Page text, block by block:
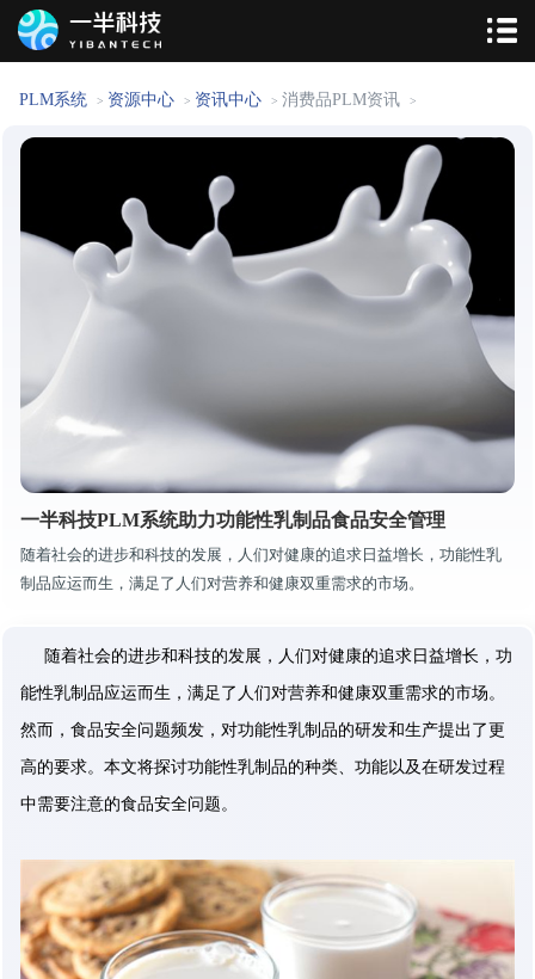
PLM系统 > 资源中心 > 资讯中心 > 消费品PLM资讯 >
一半科技PLM系统助力功能性乳制品食品安全管理
随着社会的进步和科技的发展，人们对健康的追求日益增长，功能性乳
制品应运而生，满足了人们对营养和健康双重需求的市场。
随着社会的进步和科技的发展，人们对健康的追求日益增长，功
能性乳制品应运而生，满足了人们对营养和健康双重需求的市场。
然而，食品安全问题频发，对功能性乳制品的研发和生产提出了更
高的要求。本文将探讨功能性乳制品的种类、功能以及在研发过程
中需要注意的食品安全问题。